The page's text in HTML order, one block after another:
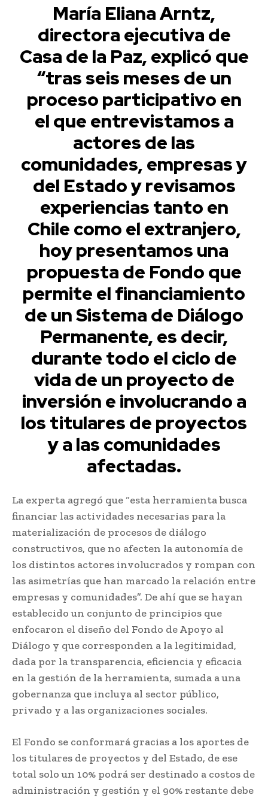
María Eliana Arntz,
directora ejecutiva de
Casa de la Paz, explicó que
“tras seis meses de un
proceso participativo en
el que entrevistamos a
actores de las
comunidades, empresas y
del Estado y revisamos
experiencias tanto en
Chile como el extranjero,
hoy presentamos una
propuesta de Fondo que
permite el financiamiento
de un Sistema de Diálogo
Permanente, es decir,
durante todo el ciclo de
vida de un proyecto de
inversión e involucrando a
los titulares de proyectos
y a las comunidades
afectadas.
La experta agregó que “esta herramienta busca
financiar las actividades necesarias para la
materialización de procesos de diálogo
constructivos, que no afecten la autonomía de
los distintos actores involucrados y rompan con
las asimetrías que han marcado la relación entre
empresas y comunidades”. De ahí que se hayan
establecido un conjunto de principios que
enfocaron el diseño del Fondo de Apoyo al
Diálogo y que corresponden a la legitimidad,
dada por la transparencia, eficiencia y eficacia
en la gestión de la herramienta, sumada a una
gobernanza que incluya al sector público,
privado y a las organizaciones sociales.
El Fondo se conformará gracias a los aportes de
los titulares de proyectos y del Estado, de ese
total solo un 10% podrá ser destinado a costos de
administración y gestión y el 90% restante debe